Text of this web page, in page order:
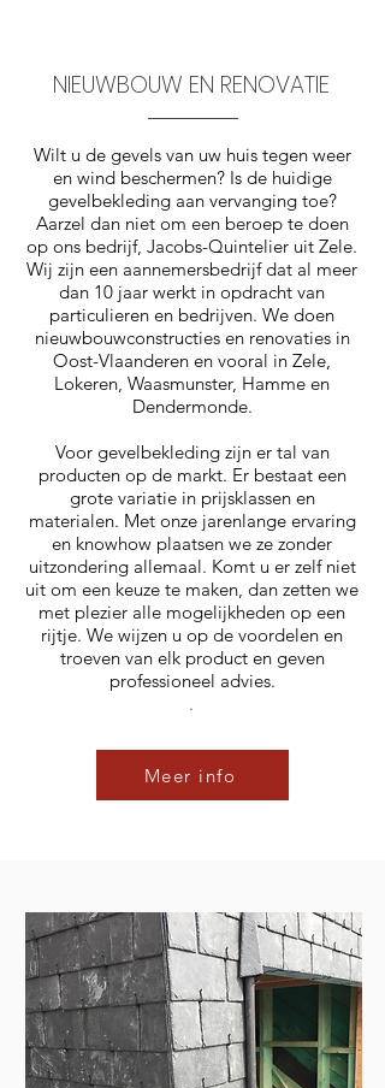
NIEUWBOUW EN RENOVATIE
Wilt u de gevels van uw huis tegen weer
en wind beschermen? Is de huidige
gevelbekleding aan vervanging toe?
Aarzel dan niet om een beroep te doen
op ons bedrijf, Jacobs-Quintelier uit Zele.
Wij zijn een aannemersbedrijf dat al meer
dan 10 jaar werkt in opdracht van
particulieren en bedrijven. We doen
nieuwbouwconstructies en renovaties in
Oost-Vlaanderen en vooral in Zele,
Lokeren, Waasmunster, Hamme en
Dendermonde.
Voor gevelbekleding zijn er tal van
producten op de markt. Er bestaat een
grote variatie in prijsklassen en
materialen. Met onze jarenlange ervaring
en knowhow plaatsen we ze zonder
uitzondering allemaal. Komt u er zelf niet
uit om een keuze te maken, dan zetten we
met plezier alle mogelijkheden op een
rijtje. We wijzen u op de voordelen en
troeven van elk product en geven
professioneel advies.
.
Meer info